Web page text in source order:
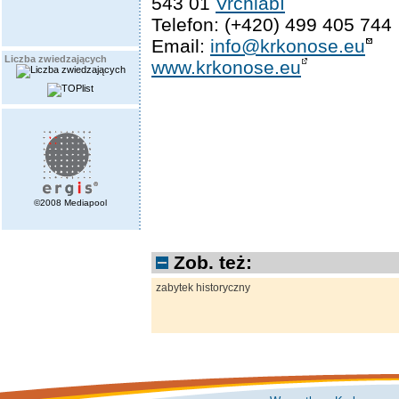
Liczba zwiedzających
©2008 Mediapool
Telefon: (+420) 499 405 744
Email: info@krkonose.eu
www.krkonose.eu
Zob. też:
zabytek historyczny